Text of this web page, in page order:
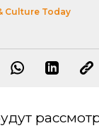
Culture Today